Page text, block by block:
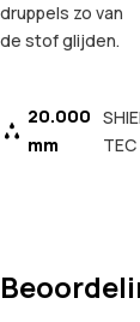
druppels zo van
de stof glijden.
20.000
mm
TEC